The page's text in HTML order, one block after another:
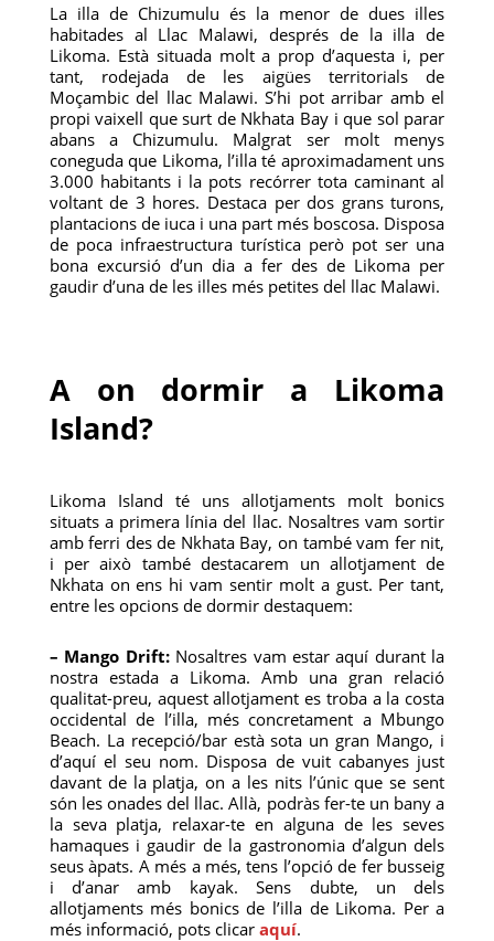
La illa de Chizumulu és la menor de dues illes
habitades al Llac Malawi, després de la illa de
Likoma. Està situada molt a prop d’aquesta i, per
tant, rodejada de les aigües territorials de
Moçambic del llac Malawi. S’hi pot arribar amb el
propi vaixell que surt de Nkhata Bay i que sol parar
abans a Chizumulu. Malgrat ser molt menys
coneguda que Likoma, l’illa té aproximadament uns
3.000 habitants i la pots recórrer tota caminant al
voltant de 3 hores. Destaca per dos grans turons,
plantacions de iuca i una part més boscosa. Disposa
de poca infraestructura turística però pot ser una
bona excursió d’un dia a fer des de Likoma per
gaudir d’una de les illes més petites del llac Malawi.
A on dormir a Likoma
Island?
Likoma Island té uns allotjaments molt bonics
situats a primera línia del llac. Nosaltres vam sortir
amb ferri des de Nkhata Bay, on també vam fer nit,
i per això també destacarem un allotjament de
Nkhata on ens hi vam sentir molt a gust. Per tant,
entre les opcions de dormir destaquem:
– Mango Drift:Nosaltres vam estar aquí durant la
nostra estada a Likoma. Amb una gran relació
qualitat-preu, aquest allotjament es troba a la costa
occidental de l’illa, més concretament a Mbungo
Beach. La recepció/bar està sota un gran Mango, i
d’aquí el seu nom. Disposa de vuit cabanyes just
davant de la platja, on a les nits l’únic que se sent
són les onades del llac. Allà, podràs fer-te un bany a
la seva platja, relaxar-te en alguna de les seves
hamaques i gaudir de la gastronomia d’algun dels
seus àpats. A més a més, tens l’opció de fer busseig
i d’anar amb kayak. Sens dubte, un dels
allotjaments més bonics de l’illa de Likoma. Per a
més informació, pots clicar aquí.